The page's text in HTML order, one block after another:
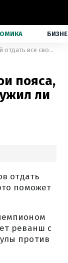
Готовый отдать все свои пояса, – Усик признался, заслужил ли Трамп на его титул
пояса,
ли
отдать
поможет
реванш с
против